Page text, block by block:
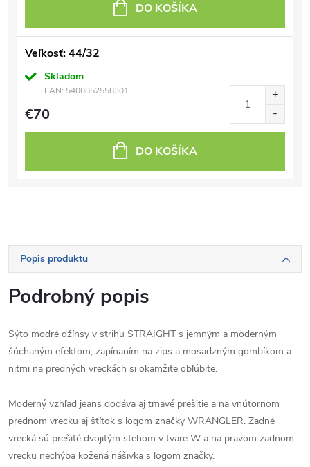
DO KOŠÍKA
Veľkosť: 44/32
Skladom
EAN: 5400852558301
€70
DO KOŠÍKA
Popis produktu
Podrobný popis
Sýto modré džínsy v strihu STRAIGHT s jemným a moderným
šúchaným efektom, zapínaním na zips a mosadzným gombíkom a
nitmi na predných vreckách si okamžite obľúbite.
Moderný vzhľad jeans dodáva aj tmavé prešitie a na vnútornom
prednom vrecku aj štítok s logom značky WRANGLER. Zadné
vrecká sú prešité dvojitým stehom v tvare W a na pravom zadnom
vrecku nechýba kožená nášivka s logom značky.